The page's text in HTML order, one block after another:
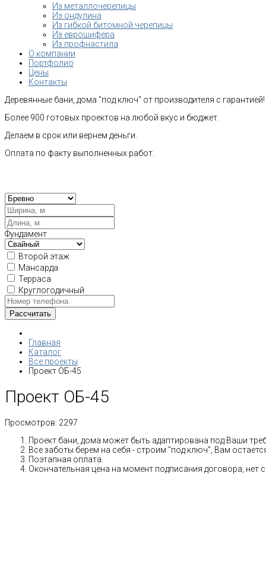
Из металлочерепицы
Из ондулина
Из гибкой битомной черепицы
Из еврошифера
Из профнастила
О компании
Портфолио
Цены
Контакты
Деревянные бани, дома "под ключ" от производителя с гарантией!
Более 900 готовых проектов на любой вкус и бюджет.
Делаем в срок или вернем деньги.
Оплата по факту выполненных работ.
Фундамент
Второй этаж
Мансарда
Терраса
Круглогодичный
Главная
Каталог
Все проекты
Проект ОБ-45
Проект ОБ-45
Просмотров: 2297
Проект бани, дома может быть адаптирована под Ваши
Все заботы берем на себя - строим "под ключ", Вам
Поэтапная оплата.
Окончательная цена на момент подписания договора, нет